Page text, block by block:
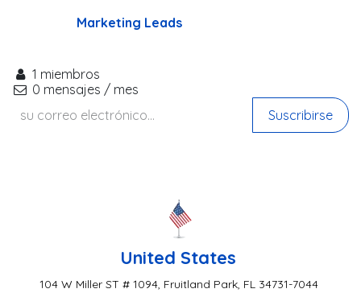
Marketing Leads
1 miembros
0 mensajes / mes
Suscribirse
United States
104 W Miller ST # 1094, Fruitland Park, FL 34731-7044 ​